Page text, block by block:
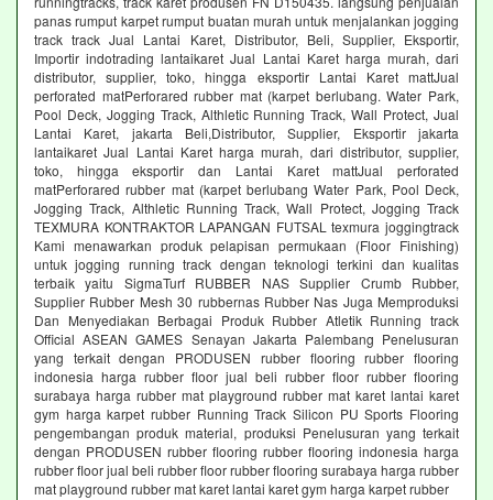
panas rumput karpet rumput buatan murah untuk menjalankan jogging
track track Jual Lantai Karet, Distributor, Beli, Supplier, Eksportir,
Importir indotrading lantaikaret Jual Lantai Karet harga murah, dari
distributor, supplier, toko, hingga eksportir Lantai Karet mattJual
perforated matPerforared rubber mat (karpet berlubang. Water Park,
Pool Deck, Jogging Track, Althletic Running Track, Wall Protect, Jual
Lantai Karet, jakarta Beli,Distributor, Supplier, Eksportir jakarta
lantaikaret Jual Lantai Karet harga murah, dari distributor, supplier,
toko, hingga eksportir dan Lantai Karet mattJual perforated
matPerforared rubber mat (karpet berlubang Water Park, Pool Deck,
Jogging Track, Althletic Running Track, Wall Protect, Jogging Track
TEXMURA KONTRAKTOR LAPANGAN FUTSAL texmura joggingtrack
Kami menawarkan produk pelapisan permukaan (Floor Finishing)
untuk jogging running track dengan teknologi terkini dan kualitas
terbaik yaitu SigmaTurf RUBBER NAS Supplier Crumb Rubber,
Supplier Rubber Mesh 30 rubbernas Rubber Nas Juga Memproduksi
Dan Menyediakan Berbagai Produk Rubber Atletik Running track
Official ASEAN GAMES Senayan Jakarta Palembang Penelusuran
yang terkait dengan PRODUSEN rubber flooring rubber flooring
indonesia harga rubber floor jual beli rubber floor rubber flooring
surabaya harga rubber mat playground rubber mat karet lantai karet
gym harga karpet rubber Running Track Silicon PU Sports Flooring
pengembangan produk material, produksi Penelusuran yang terkait
dengan PRODUSEN rubber flooring rubber flooring indonesia harga
rubber floor jual beli rubber floor rubber flooring surabaya harga rubber
mat playground rubber mat karet lantai karet gym harga karpet rubber